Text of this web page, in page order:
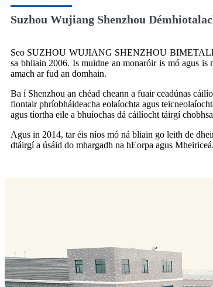
Suzhou Wujiang Shenzhou
Seo SUZHOU WUJIANG SHENZHOU
sa bhliain 2006. Is muidne an monaróir is mó agus is
amach ar fud an domhain.
Ba í Shenzhou an chéad cheann a fuair ceadúnas
fiontair phríobháideacha eolaíochta agus
agus tíortha eile a bhuíochas dá cáilíocht táirgí
Agus in 2014, tar éis níos mó ná bliain go leith de
dtáirgí a úsáid do mhargadh na hEorpa agus